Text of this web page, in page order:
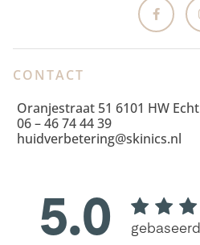
CONTACT
Oranjestraat 51 6101 HW Echt
06 – 46 74 44 39
huidverbetering@skinics.nl